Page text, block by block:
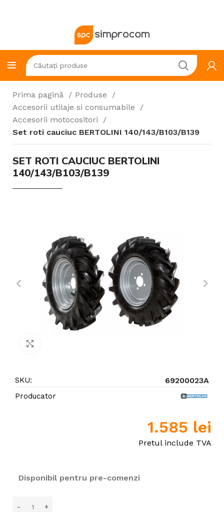
Prima pagină
Produse
Accesorii utilaje si consumabile
Accesorii motocositori
Set roti cauciuc BERTOLINI 140/143/B103/B139
SET ROTI CAUCIUC BERTOLINI
140/143/B103/B139
SKU: 69200023A
Producator
1.585 lei
Pretul include TVA
Disponibil pentru pre-comenzi